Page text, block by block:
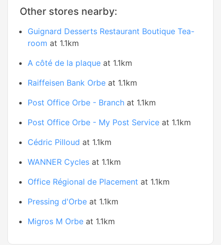
Other stores nearby:
Guignard Desserts Restaurant Boutique Tea-
room at 1.1km
A côté de la plaque at 1.1km
Raiffeisen Bank Orbe at 1.1km
Post Office Orbe - Branch at 1.1km
Post Office Orbe - My Post Service at 1.1km
Cédric Pilloud at 1.1km
WANNER Cycles at 1.1km
Office Régional de Placement at 1.1km
Pressing d'Orbe at 1.1km
Migros M Orbe at 1.1km